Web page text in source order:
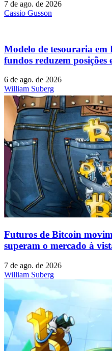
7 de ago. de 2026
Cassio Gusson
Modelo de tesouraria em
fundos reduzem posições
6 de ago. de 2026
William Suberg
Futuros de Bitcoin
superam o mercado à
7 de ago. de 2026
William Suberg